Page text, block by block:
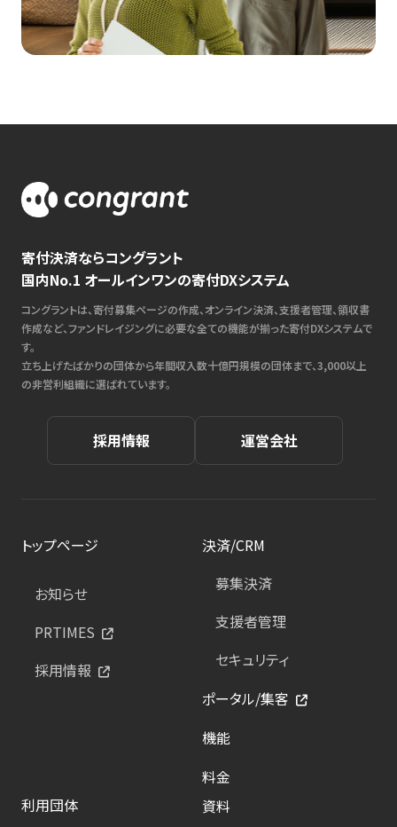
寄付決済ならコングラント
国内No.1 オールインワンの寄付DXシステム
コングラントは、寄付募集ページの作成、オンライン決済、支援者管理、領収書
作成など、ファンドレイジングに必要な全ての機能が揃った寄付DXシステムで
す。
立ち上げたばかりの団体から年間収入数十億円規模の団体まで、3,000以上
の非営利組織に選ばれています。
採用情報 運営会社
トップページ
お知らせ
PRTIMES
採用情報
決済/CRM
募集決済
支援者管理
セキュリティ
ポータル/集客
機能
料金
利用団体
資料